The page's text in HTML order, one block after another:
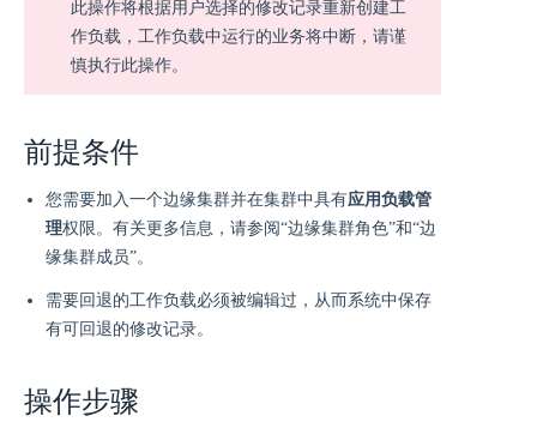
此操作将根据用户选择的修改记录重新创建工
作负载，工作负载中运行的业务将中断，请谨
慎执行此操作。
前提条件
您需要加入一个边缘集群并在集群中具有应用负载管
理权限。有关更多信息，请参阅“边缘集群角色”和“边
缘集群成员”。
需要回退的工作负载必须被编辑过，从而系统中保存
有可回退的修改记录。
操作步骤